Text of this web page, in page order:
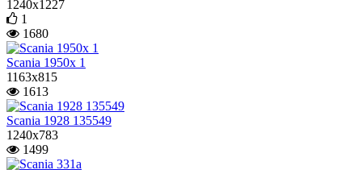
1240x1227
1
1680
Scania 1950x 1
1163x815
1613
Scania 1928 135549
1240x783
1499